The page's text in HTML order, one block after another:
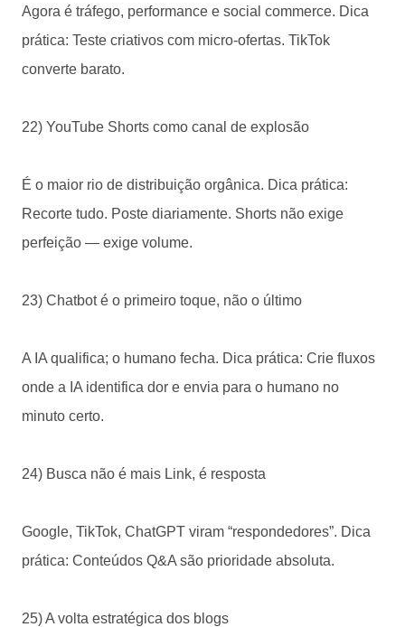
Agora é tráfego, performance e social commerce. Dica
prática: Teste criativos com micro-ofertas. TikTok
converte barato.
22) YouTube Shorts como canal de explosão
É o maior rio de distribuição orgânica. Dica prática:
Recorte tudo. Poste diariamente. Shorts não exige
perfeição — exige volume.
23) Chatbot é o primeiro toque, não o último
A IA qualifica; o humano fecha. Dica prática: Crie fluxos
onde a IA identifica dor e envia para o humano no
minuto certo.
24) Busca não é mais Link, é resposta
Google, TikTok, ChatGPT viram “respondedores”. Dica
prática: Conteúdos Q&A são prioridade absoluta.
25) A volta estratégica dos blogs